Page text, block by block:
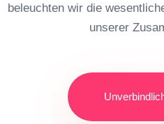
beleuchten wir die
unserer